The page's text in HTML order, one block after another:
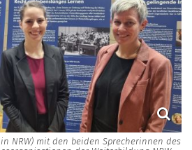
in NRW) mit den beiden Sprecherinnen des